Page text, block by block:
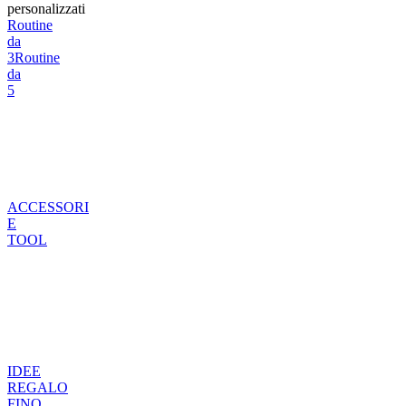
personalizzati
Routine
da
3Routine
da
5
ACCESSORI
E
TOOL
IDEE
REGALO